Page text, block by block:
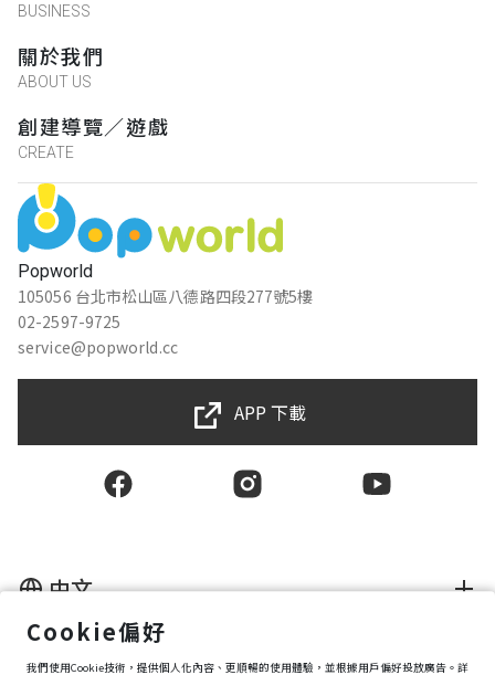
Popworld
105056 台北市松山區八德路四段277號5樓
02-2597-9725
service@popworld.cc
BUSINESS
關於我們
ABOUT US
創建導覽／遊戲
CREATE
APP 下載
隱私權保護政策
中文
Cookie偏好
我們使用Cookie技術，提供個人化內容、更順暢的使用體驗，並根據用戶偏好投放廣告。詳